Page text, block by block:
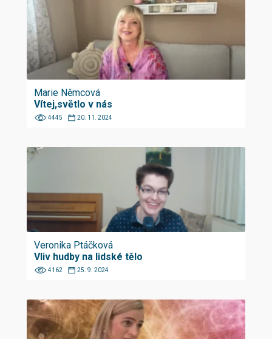
Marie Němcová
Vítej,světlo v nás
4445 20. 11. 2024
Veronika Ptáčková
Vliv hudby na lidské tělo
4162 25. 9. 2024